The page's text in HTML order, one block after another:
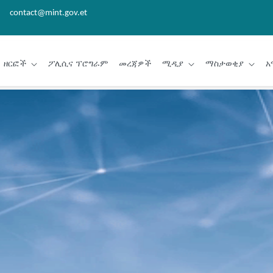
contact@mint.gov.et
ዘርፎች ፖሊሲና ፕሮግራም መረጃዎች ሚዲያ ማስታወቂያ